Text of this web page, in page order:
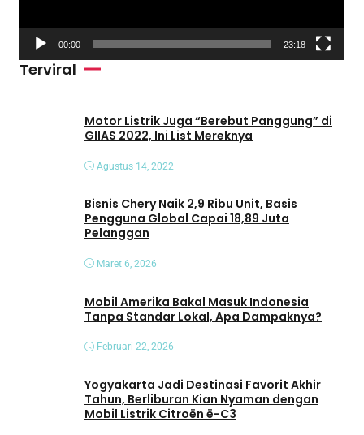
d
00:00 23:18
Terviral
Motor Listrik Juga “Berebut Panggung” di
GIIAS 2022, Ini List Mereknya
Agustus 14, 2022
Bisnis Chery Naik 2,9 Ribu Unit, Basis
Pengguna Global Capai 18,89 Juta
Pelanggan
Maret 6, 2026
Mobil Amerika Bakal Masuk Indonesia
Tanpa Standar Lokal, Apa Dampaknya?
Februari 22, 2026
Yogyakarta Jadi Destinasi Favorit Akhir
Tahun, Berliburan Kian Nyaman dengan
Mobil Listrik Citroën ë-C3